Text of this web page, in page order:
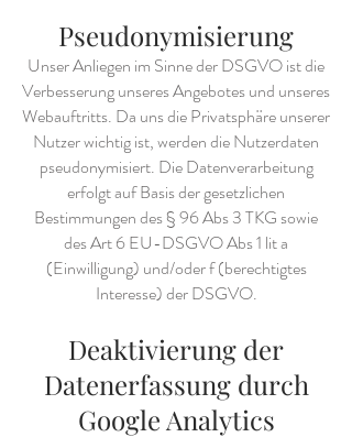
Pseudonymisierung
Unser Anliegen im Sinne der DSGVO ist die
Verbesserung unseres Angebotes und unseres
Webauftritts. Da uns die Privatsphäre unserer
Nutzer wichtig ist, werden die Nutzerdaten
pseudonymisiert. Die Datenverarbeitung
erfolgt auf Basis der gesetzlichen
Bestimmungen des § 96 Abs 3 TKG sowie
des Art 6 EU-DSGVO Abs 1 lit a
(Einwilligung) und/oder f (berechtigtes
Interesse) der DSGVO.
Deaktivierung der
Datenerfassung durch
Google Analytics